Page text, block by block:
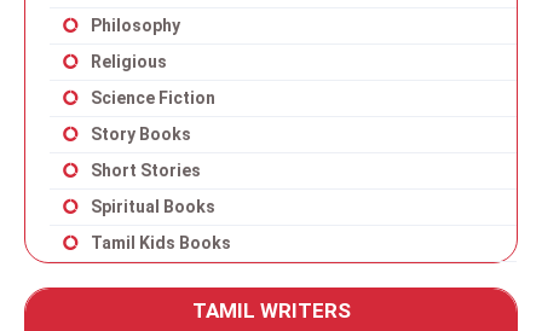
Philosophy
Religious
Science Fiction
Story Books
Short Stories
Spiritual Books
Tamil Kids Books
TAMIL WRITERS